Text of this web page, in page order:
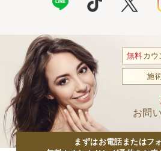
無料カウ
施
お問
まずはお電話またはフ